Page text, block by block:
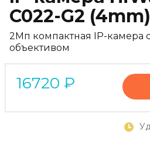
C022-G2 (4mm)
2Мп компактная IP-камера
объективом
16720 ₽